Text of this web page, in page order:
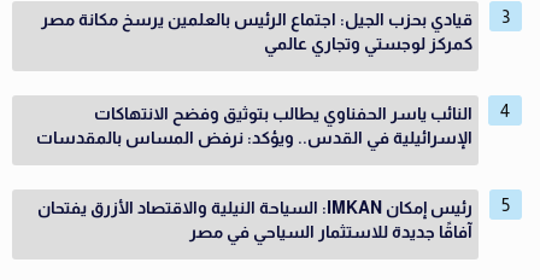
قيادي بحزب الجيل: اجتماع الرئيس بالعلمين يرسخ مكانة مصر
كمركز لوجستي وتجاري عالمي
النائب ياسر الحفناوي يطالب بتوثيق وفضح الانتهاكات
الإسرائيلية في القدس.. ويؤكد: نرفض المساس بالمقدسات
رئيس إمكان IMKAN: السياحة النيلية والاقتصاد الأزرق يفتحان
آفاقًا جديدة للاستثمار السياحي في مصر